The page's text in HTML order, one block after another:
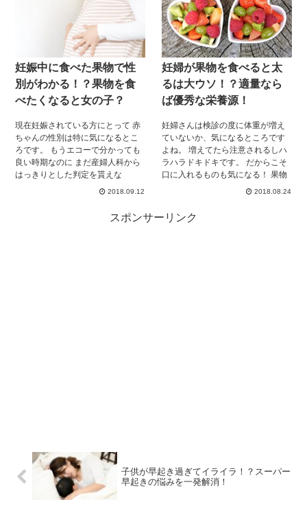
後の知能指数が、 高い傾向があっ
たそうです。 現在妊娠中のプレマ
マは、 こんな話を聞くと、たくさ
ん果物を食べよう！ という気持ち
になりますね。 でも果物だったら
何でもいいのでしょうか？ そもそ
もなぜ果物で子供の知能指数が高
くなるのでしょうか？ 調べてみま
した。
さい。
妊娠中に食べた果物で性
別がわかる！？果物を食
べたくなると女の子？
現在妊娠されている方にとって 赤
ちゃんの性別は特に気になるとこ
ろです。 もうエコーで分かっても
良い時期なのに まだ産婦人科から
はっきりとした判定を貰えな
い・・。 なんて方も多いかと思い
が・・。 なかなか判明せず多くの
2018.09.12
妊婦が果物を食べると太
るは大ウソ！？適量なら
ば優秀な栄養源！
妊婦さんは検診の度に体重が増え
ていないか、気になるところです
よね。 増えてたら注意されるしハ
ラハラドキドキです。 だからこそ
口に入れるものも気になる！ 果物
って太りそうだけど、さっぱりす
ている妊婦さんも多いはず。 果物
は食べてもいいその理由を今回は
2018.08.24
スポンサーリンク
子供が早起き過ぎてイライラ！？スーパー
早起きの悩みを一発解消！